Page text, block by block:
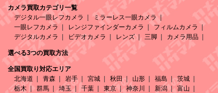
カメラ買取カテゴリ一覧
デジタル一眼レフカメラ
ミラーレス一眼カメラ
一眼レフカメラ
レンジファインダーカメラ
フィルムカメラ
デジタルカメラ
ビデオカメラ レンズ 三脚 カメラ用品
選べる3つの買取方法
全国買取り対応エリア
北海道
青森 岩手 宮城 秋田 山形 福島
茨城
栃木
群馬 埼玉 千葉 東京 神奈川 新潟
富山